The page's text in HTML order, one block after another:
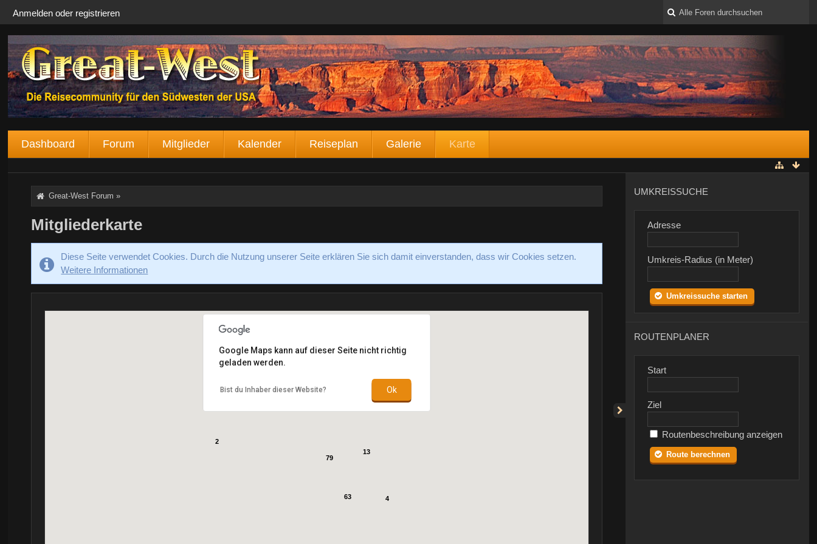
Anmelden oder registrieren
Dashboard Forum Mitglieder Kalender Reiseplan Galerie Karte
Great-West Forum »
Mitgliederkarte
Diese Seite verwendet Cookies. Durch die Nutzung unserer Seite erklären Sie sich damit einverstanden, dass wir Cookies setzen.
Weitere Informationen
13
63
79
2
4
Google Maps kann auf dieser Seite nicht richtig
geladen werden.
Bist du Inhaber dieser Website? Ok
UMKREISSUCHE
Adresse
Umkreis-Radius (in Meter)
Umkreissuche starten
ROUTENPLANER
Start
Ziel
Routenbeschreibung anzeigen
Route berechnen